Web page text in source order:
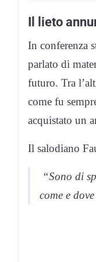
Il lieto
In conferenza
parlato di
futuro. Tra
come fu
acquistato un
Il salodiano
“Sono di
come e